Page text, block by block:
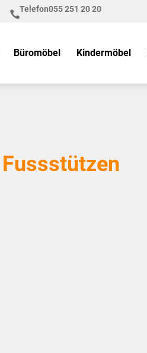
Telefon055 251 20 20
Büromöbel Kindermöbel
Fussstützen